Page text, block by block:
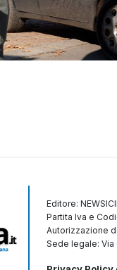
Editore:
Partita Iva e
Autorizzazione
Sede legale: Via